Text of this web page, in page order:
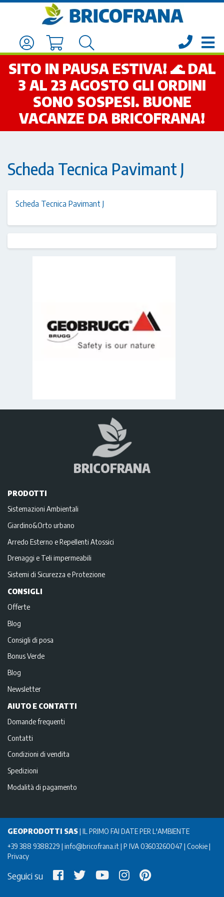
SITO IN PAUSA ESTIVA! 🌊 DAL
3 AL 23 AGOSTO GLI ORDINI
SONO SOSPESI. BUONE
VACANZE DA BRICOFRANA!
Scheda Tecnica Pavimant J
Scheda Tecnica Pavimant J
BRICOFRANA
PRODOTTI
Sistemazioni Ambientali
Giardino&Orto urbano
Arredo Esterno e Repellenti Atossici
Drenaggi e Teli impermeabili
Sistemi di Sicurezza e Protezione
CONSIGLI
Offerte
Blog
Consigli di posa
Bonus Verde
Blog
Newsletter
AIUTO E CONTATTI
Domande frequenti
Contatti
Condizioni di vendita
Spedizioni
Modalità di pagamento
GEOPRODOTTI SAS| IL PRIMO FAI DATE PER L'AMBIENTE
+39 388 9388229 info@bricofrana.it P IVA 03603260047 Cookie
Privacy
Seguici su